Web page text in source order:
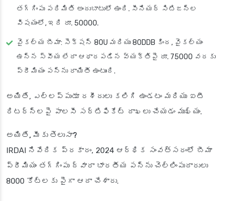
తగ్గింపు పరిమితి అందుబాటులో ఉంది. సీనియర్ సిటిజన్ల
విషయంలో, ఇది రూ. 50000.
వైకల్య బీమా: సెక్షన్ 80U మరియు 80DDB కింద, వైకల్యం
ఉన్న స్వీయ లేదా ఆధారపడిన వ్యక్తిపై రూ. 75000 వరకు
ప్రీమియం పన్ను రాయితీ ఉంటుంది.
అయితే, ఎల్లప్పుడూ రశీదులు కలిగి ఉండటం మరియు ఐటీ
రిటర్న్‌లపై పాలసీ సర్టిఫికేట్ దాఖలు చేయడం ముఖ్యం.
అయితే, మీకు తెలుసా?
IRDAI నివేదిక ప్రకారం, 2024 ఆర్థిక సంవత్సరంలో బీమా
ప్రీమియం తగ్గింపు ద్వారా భారతీయ పన్ను చెల్లింపుదారులు
8000 కోట్లకు పైగా ఆదా చేశారు.